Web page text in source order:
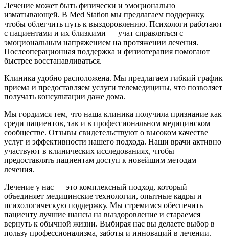
Лечение может быть физически и эмоционально
изматывающей. В Med Station мы предлагаем поддержку,
чтобы облегчить путь к выздоровлению. Психологи работают
с пациентами и их близкими — учат справляться с
эмоциональным напряжением на протяжении лечения.
Послеоперационная поддержка и физиотерапия помогают
быстрее восстанавливаться.
Клиника удобно расположена. Мы предлагаем гибкий график
приема и предоставляем услуги телемедицины, что позволяет
получать консультации даже дома.
Мы гордимся тем, что наша клиника получила признание как
среди пациентов, так и в профессиональном медицинском
сообществе. Отзывы свидетельствуют о высоком качестве
услуг и эффективности нашего подхода. Наши врачи активно
участвуют в клинических исследованиях, чтобы
предоставлять пациентам доступ к новейшим методам
лечения.
Лечение у нас — это комплексный подход, который
объединяет медицинские технологии, опытные кадры и
психологическую поддержку. Мы стремимся обеспечить
пациенту лучшие шансы на выздоровление и стараемся
вернуть к обычной жизни. Выбирая нас вы делаете выбор в
пользу профессионализма, заботы и инноваций в лечении.